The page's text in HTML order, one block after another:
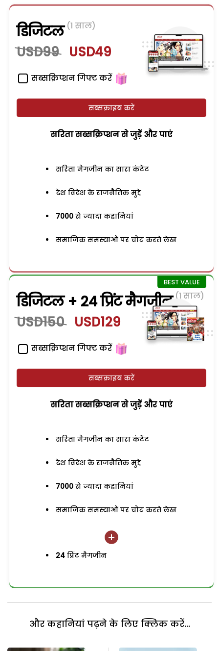
डिजिटल (1 साल)
USD99 USD49
सब्सक्रिप्शन गिफ्ट करें
सब्सक्राइब करें
सरिता सब्सक्रिप्शन से जुड़ेें और पाएं
सरिता मैगजीन का सारा कंटेंट
देश विदेश के राजनैतिक मुद्दे
7000 से ज्यादा कहानियां
समाजिक समस्याओं पर चोट करते लेख
डिजिटल + 24 प्रिंट मैगजीन (1 साल)
USD150 USD129
सब्सक्रिप्शन गिफ्ट करें
सब्सक्राइब करें
सरिता सब्सक्रिप्शन से जुड़ेें और पाएं
सरिता मैगजीन का सारा कंटेंट
देश विदेश के राजनैतिक मुद्दे
7000 से ज्यादा कहानियां
समाजिक समस्याओं पर चोट करते लेख
24 प्रिंट मैगजीन
और कहानियां पढ़ने के लिए क्लिक करें...